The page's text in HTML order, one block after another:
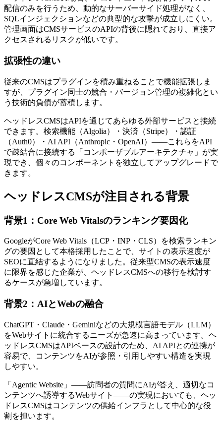
配信のみを行うため、動的なサーバーサイド処理がなく、
SQLインジェクションなどの典型的な攻撃が成立しにくい。
管理画面はCMSサービスのAPIの背後に隠れており、直接ア
クセスされるリスクが低いです。
拡張性の違い
従来のCMSはプラグインを積み重ねることで機能拡張しま
すが、プラグイン同士の競合・バージョン管理の複雑化とい
う技術的負債が蓄積します。
ヘッドレスCMSはAPIを通じてあらゆる外部サービスと接続
できます。検索機能（Algolia）・決済（Stripe）・認証
（Auth0）・AI API（Anthropic・OpenAI）——これらをAPI
で疎結合に接続する「コンポーザブルアーキテクチャ」が実
現でき、個々のコンポーネントを独立してアップグレードで
きます。
ヘッドレスCMSが注目される背景
背景1：Core Web Vitalsのランキング要因化
GoogleがCore Web Vitals（LCP・INP・CLS）を検索ランキン
グの要因として本格採用したことで、サイトの表示速度が
SEOに直結するようになりました。従来型CMSの表示速度
に限界を感じた企業が、ヘッドレスCMSへの移行を検討す
るケースが急増しています。
背景2：AIとWebの融合
ChatGPT・Claude・Geminiなどの大規模言語モデル（LLM）
をWebサイトに統合するニーズが急速に高まっています。ヘ
ッドレスCMSはAPIベースの設計のため、AI APIとの連携が
容易で、コンテンツをAIが参照・引用しやすい構造を実現
しやすい。
「Agentic Website」——訪問者の質問にAIが答え、適切なコ
ンテンツへ誘導するWebサイト——の実現においても、ヘッ
ドレスCMSはコンテンツの供給インフラとして中心的な役
割を担います。